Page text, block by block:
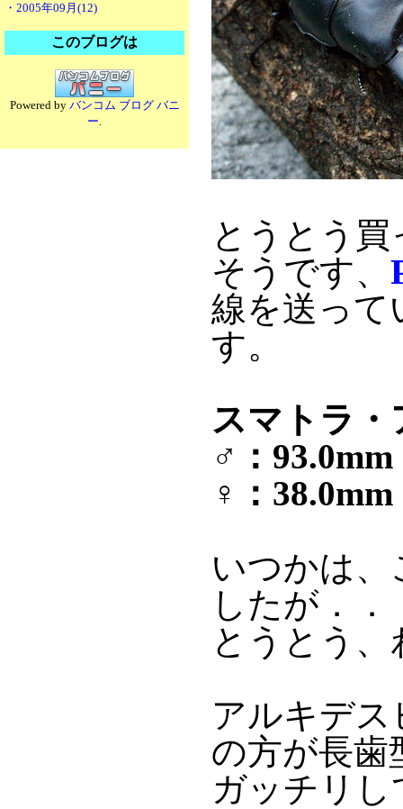
・2005年09月(12)
このブログは
Powered by バンコム ブログ バニ
ー.
とうとう
そうです、
線を送って
す。
スマトラ
♂：
♀：38.0mm
いつかは
したが．．
とうとう
アルキデ
の方が長歯
ガッチリ